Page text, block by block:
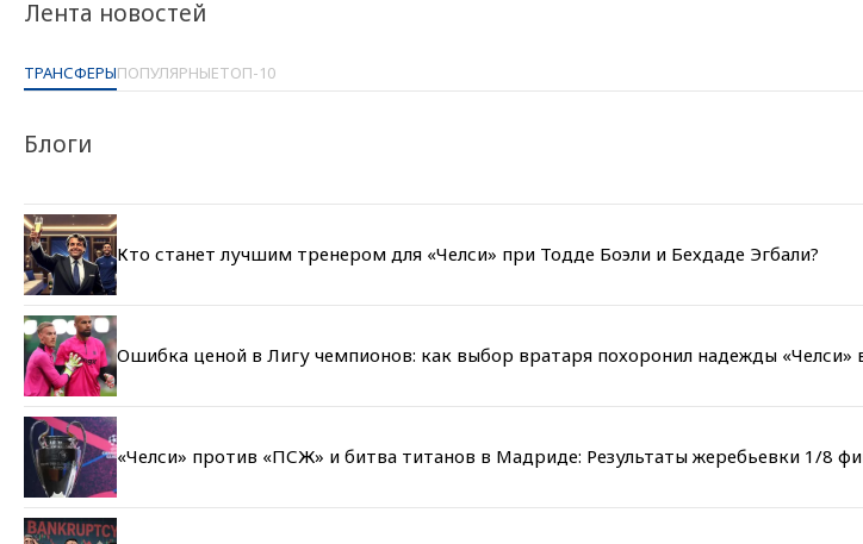
Лента новостей
ТРАНСФЕРЫПОПУЛЯРНЫЕТОП-10
Блоги
Кто станет лучшим тренером для «Челси» при Тодде Боэли и Бехдаде Эгбали?
Ошибка ценой в Лигу чемпионов: как выбор вратаря похоронил надежды «Челси»
«Челси» против «ПСЖ» и битва титанов в Мадриде: Результаты жеребьевки 1/8